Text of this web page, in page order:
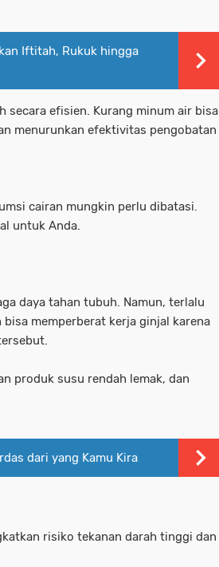
Iftitah, Rukuk hingga
secara efisien. Kurang minum air bisa
menurunkan efektivitas pengobatan
cairan mungkin perlu dibatasi.
untuk Anda.
daya tahan tubuh. Namun, terlalu
memperberat kerja ginjal karena
produk susu rendah lemak, dan
dari yang Kamu Kira
risiko tekanan darah tinggi dan